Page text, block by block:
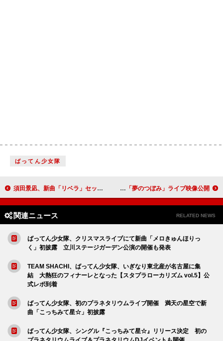
ばってん少女隊
須田景凪、新曲「リベラ」セッション映像公開 水瀬いのり、ライブ映像作品『Inori Minase 10th ANNIVERSARY LIVE TOUR Travel Record』より「夢のつぼみ」ライブ映像公開
関連ニュース RELATED NEWS
ばってん少女隊、クリスマスライブにて新曲「メロきゅんほりっ
く」初披露 立川ステージガーデン公演の開催も発表
TEAM SHACHI、ばってん少女隊、いぎなり東北産が名古屋に集
結 大熱狂のフィナーレとなった【スタプラローカリズム vol.5】公
式レポ到着
ばってん少女隊、初のプラネタリウムライブ開催 満天の星空で新
曲「こっちみて星☆」初披露
ばってん少女隊、シングル『こっちみて星☆』リリース決定 初の